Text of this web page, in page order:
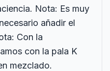
Nota: Es muy
añadir el
Con la
con la pala K
mezclado.